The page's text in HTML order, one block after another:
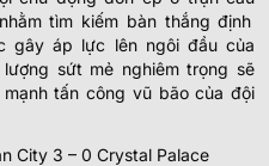
nhằm tìm kiếm bàn thắng định
gây áp lực lên ngôi đầu của
sứt mẻ nghiêm trọng sẽ
tấn công vũ bão của đội
City 3 – 0 Crystal Palace